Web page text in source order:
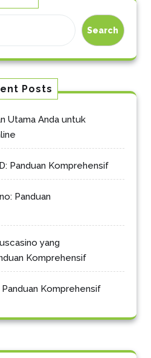
Search
Posts
Utama Anda untuk
Panduan Komprehensif
Panduan
yang
Komprehensif
Komprehensif